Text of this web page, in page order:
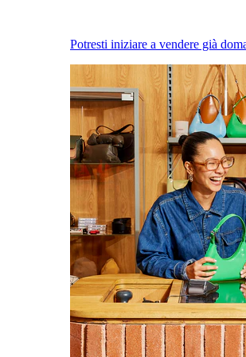
Potresti iniziare a vendere già